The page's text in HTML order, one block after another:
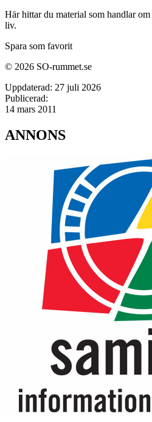
Här hittar du material som handlar om
liv.
Spara som favorit
© 2026 SO-rummet.se
Uppdaterad: 27 juli 2026
Publicerad:
14 mars 2011
ANNONS